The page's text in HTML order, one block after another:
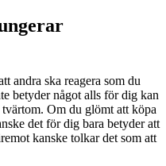
andra ska reagera som du
betyder något alls för dig kan
Om du glömt att köpa
det för dig bara betyder att
kanske tolkar det som att